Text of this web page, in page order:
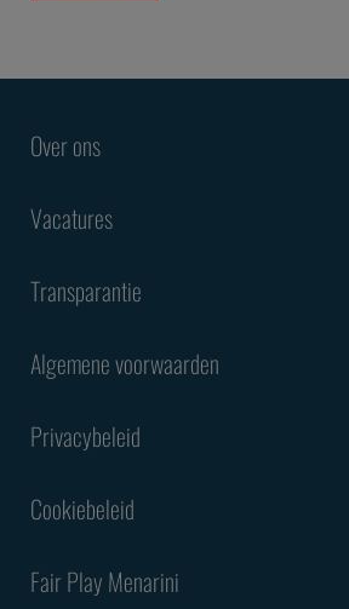
Over ons
Vacatures
Transparantie
Algemene voorwaarden
Privacybeleid
Cookiebeleid
Fair Play Menarini